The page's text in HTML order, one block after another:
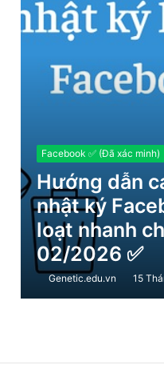
Facebook ✅ (Đã xác minh)
Hướng dẫn
nhật ký
loạt nhanh
02/2026 ✅
Genetic.edu.vn 15